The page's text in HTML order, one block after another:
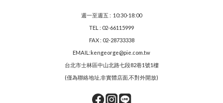
週一至週五 : 10:30-18:00
TEL : 02-66115999
FAX : 02-28733338
EMAIL:kengeorge@pie.com.tw
台北市士林區中山北路七段82巷1號1樓
(僅為聯絡地址,非實體店面,不對外開放)